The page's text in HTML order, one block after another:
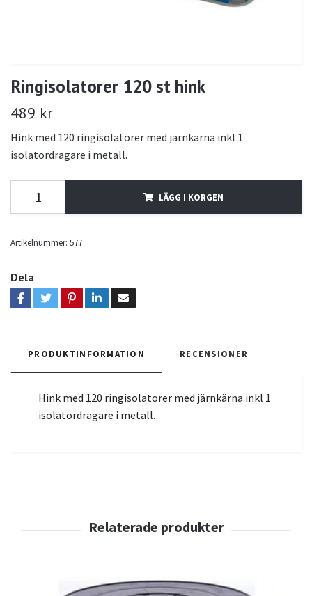
Ringisolatorer 120 st hink
489 kr
Hink med 120 ringisolatorer med järnkärna inkl 1
isolatordragare i metall.
LÄGG I KORGEN
Artikelnummer: 577
Dela
PRODUKTINFORMATION RECENSIONER
Hink med 120 ringisolatorer med järnkärna inkl 1
isolatordragare i metall.